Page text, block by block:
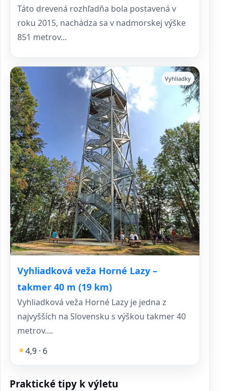
Táto drevená rozhľadňa bola postavená v
roku 2015, nachádza sa v nadmorskej výške
851 metrov...
Vyhliadková veža Horné Lazy –
takmer 40 m (19 km)
Vyhliadky
Vyhliadková veža Horné Lazy je jedna z
najvyšších na Slovensku s výškou takmer 40
metrov....
4,9 · 6
Praktické tipy k výletu